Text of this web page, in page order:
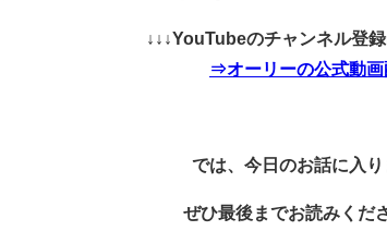
↓↓↓YouTubeのチャンネル登
⇒オーリーの公式動画
では、今日のお話に入り
ぜひ最後までお読みくだ